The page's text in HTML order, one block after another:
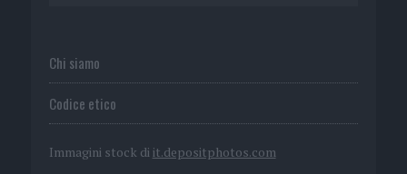
Chi siamo
Codice etico
Immagini stock di it.depositphotos.com